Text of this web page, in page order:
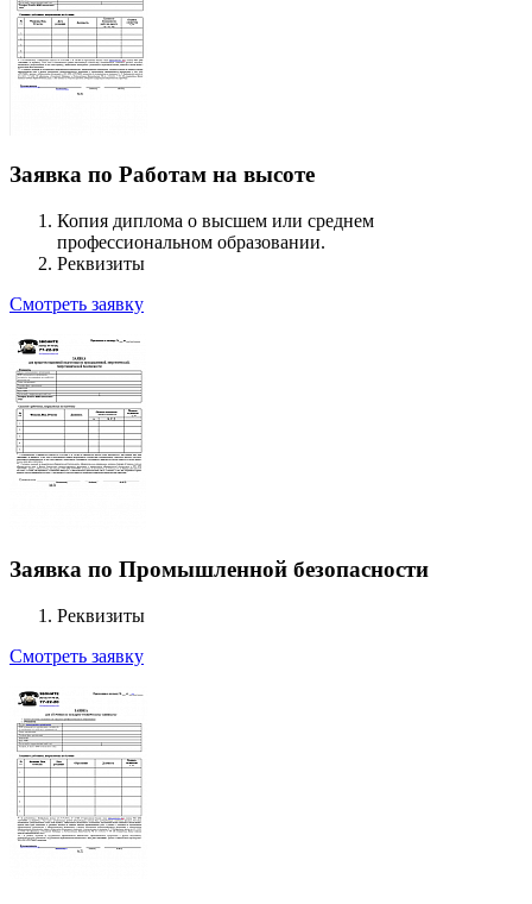
Заявка по Работам на высоте
Копия диплома о высшем или среднем
профессиональном образовании.
Реквизиты
Смотреть заявку
Заявка по Промышленной безопасности
Реквизиты
Смотреть заявку